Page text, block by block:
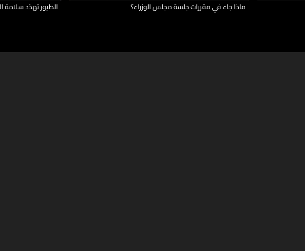
ماذا جاء في مقررات جلسة مجلس الوزراء؟ الطيور تهدّد سلامة